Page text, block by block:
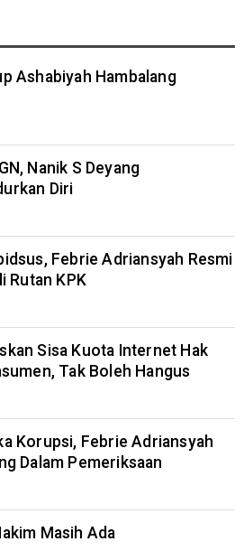
Ashabiyah Hambalang
Nanik S Deyang
Diri
Febrie Adriansyah Resmi
Rutan KPK
Sisa Kuota Internet Hak
Tak Boleh Hangus
Korupsi, Febrie Adriansyah
Dalam Pemeriksaan
Masih Ada